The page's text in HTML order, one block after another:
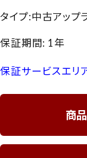
タイプ:中古アップ
保証期間: 1年
保証サービスエリ
商